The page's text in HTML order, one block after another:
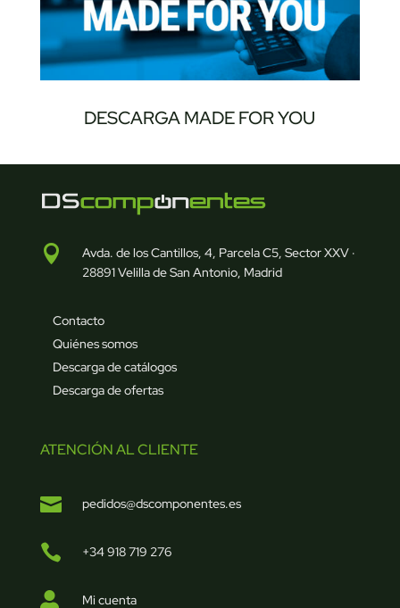
DESCARGA MADE FOR YOU

Avda. de los Cantillos, 4, Parcela C5, Sector XXV ·
28891 Velilla de San Antonio, Madrid
Contacto
Quiénes somos
Descarga de catálogos
Descarga de ofertas
ATENCIÓN AL CLIENTE
 pedidos@dscomponentes.es
 +34 918 719 276
 Mi cuenta